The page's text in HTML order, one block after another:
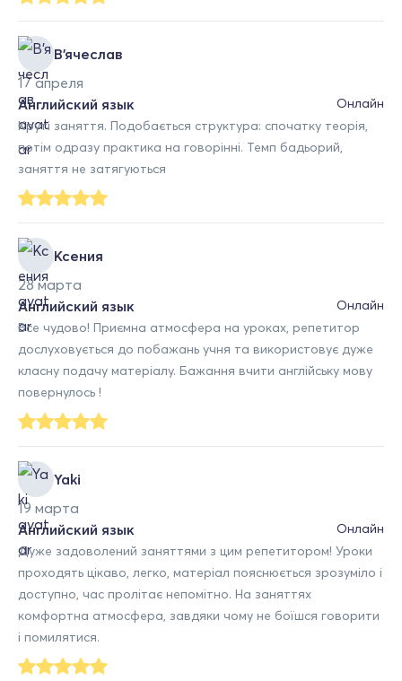
В'ячеслав
17 апреля
Онлайн
Английский язык
Круті заняття. Подобається структура: спочатку теорія,
потім одразу практика на говорінні. Темп бадьорий,
заняття не затягуються
Ксения
28 марта
Онлайн
Английский язык
Все чудово! Приємна атмосфера на уроках, репетитор
дослуховується до побажань учня та використовує дуже
класну подачу матеріалу. Бажання вчити англійську мову
повернулось !
Yaki
19 марта
Онлайн
Английский язык
Дуже задоволений заняттями з цим репетитором! Уроки
проходять цікаво, легко, матеріал пояснюється зрозуміло і
доступно, час пролітає непомітно. На заняттях
комфортна атмосфера, завдяки чому не боїшся говорити
і помилятися.